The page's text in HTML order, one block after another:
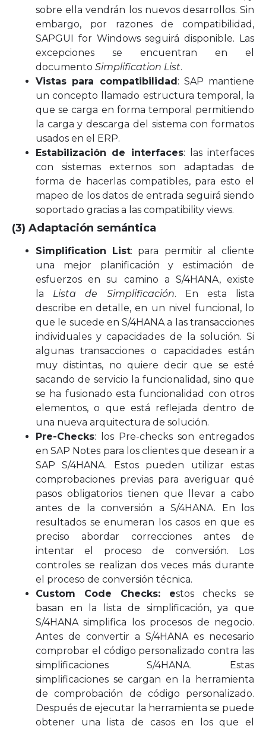
sobre ella vendrán los nuevos desarrollos. Sin
embargo, por razones de compatibilidad,
SAPGUI for Windows seguirá disponible. Las
excepciones se encuentran en el
documento Simplification List.
Vistas para compatibilidad : SAP mantiene
un concepto llamado estructura temporal, la
que se carga en forma temporal permitiendo
la carga y descarga del sistema con formatos
usados en el ERP.
Estabilización de interfaces: las interfaces
con sistemas externos son adaptadas de
forma de hacerlas compatibles, para esto el
mapeo de los datos de entrada seguirá siendo
soportado gracias a las compatibility views.
(3) Adaptación semántica
Simplification List: para permitir al cliente
una mejor planificación y estimación de
esfuerzos en su camino a S/4HANA, existe
la Lista de Simplificación. En esta lista
describe en detalle, en un nivel funcional, lo
que le sucede en S/4HANA a las transacciones
individuales y capacidades de la solución. Si
algunas transacciones o capacidades están
muy distintas, no quiere decir que se esté
sacando de servicio la funcionalidad, sino que
se ha fusionado esta funcionalidad con otros
elementos, o que está reflejada dentro de
una nueva arquitectura de solución.
Pre-Checks: los Pre-checks son entregados
en SAP Notes para los clientes que desean ir a
SAP S/4HANA. Estos pueden utilizar estas
comprobaciones previas para averiguar qué
pasos obligatorios tienen que llevar a cabo
antes de la conversión a S/4HANA. En los
resultados se enumeran los casos en que es
preciso abordar correcciones antes de
intentar el proceso de conversión. Los
controles se realizan dos veces más durante
el proceso de conversión técnica.
Custom Code Checks: estos checks se
basan en la lista de simplificación, ya que
S/4HANA simplifica los procesos de negocio.
Antes de convertir a S/4HANA es necesario
comprobar el código personalizado contra las
simplificaciones S/4HANA. Estas
simplificaciones se cargan en la herramienta
de comprobación de código personalizado.
Después de ejecutar la herramienta se puede
obtener una lista de casos en los que el